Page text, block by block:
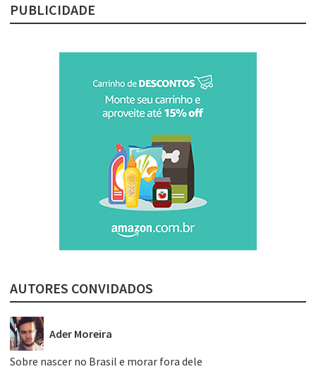
PUBLICIDADE
AUTORES CONVIDADOS
Ader Moreira
Sobre nascer no Brasil e morar fora dele